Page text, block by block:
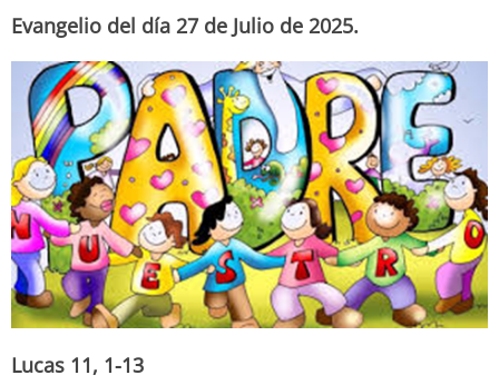
Evangelio del día 27 de Julio de 2025.
Lucas 11, 1-13